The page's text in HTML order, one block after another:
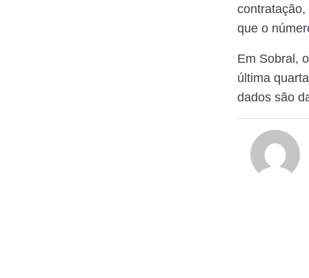
que o
Em Sobral,
última
dados são